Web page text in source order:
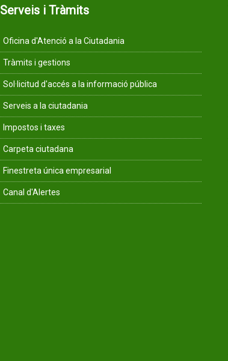
Serveis i Tràmits
Oficina d'Atenció a la Ciutadania
Tràmits i gestions
Sol·licitud d'accés a la informació pública
Serveis a la ciutadania
Impostos i taxes
Carpeta ciutadana
Finestreta única empresarial
Canal d'Alertes